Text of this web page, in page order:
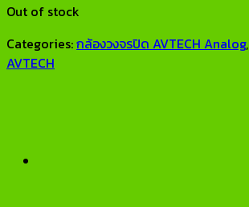
Out of stock
Categories:กล้องวงจรปิด AVTECH Analog,
AVTECH